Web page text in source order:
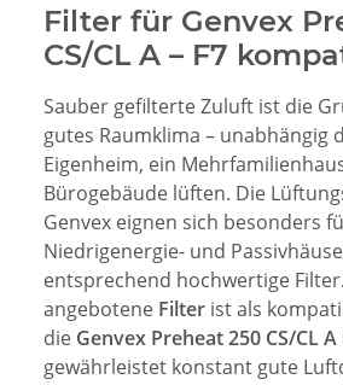
Filter für Genvex
CS/CL A – F7
Sauber gefilterte Zuluft ist die
gutes Raumklima – unabhängig
Eigenheim, ein
Bürogebäude lüften. Die
Genvex eignen sich besonders
Niedrigenergie- und
entsprechend hochwertige
angebotene Filter ist als
die Genvex Preheat 250 CS/CL A
gewährleistet konstant gute